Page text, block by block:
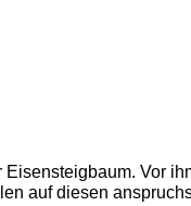
Vor
auf diesen